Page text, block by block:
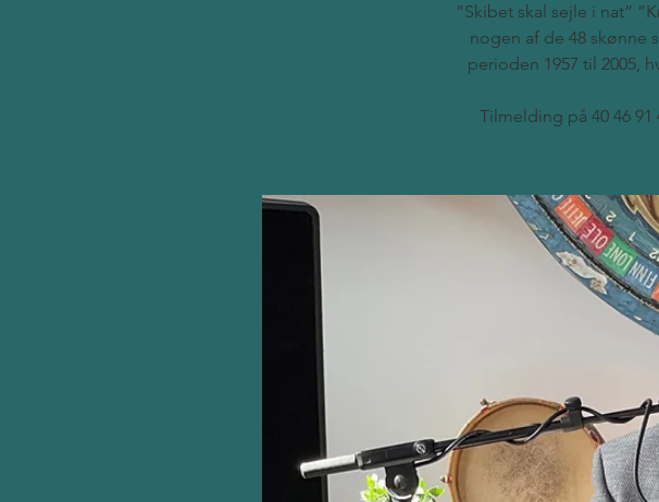
”Skibet skal sejle i nat”
nogen af de 48 skønne
perioden 1957 til 2005,
Tilmelding på 40 46